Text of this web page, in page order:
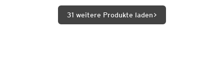
31 weitere Produkte laden